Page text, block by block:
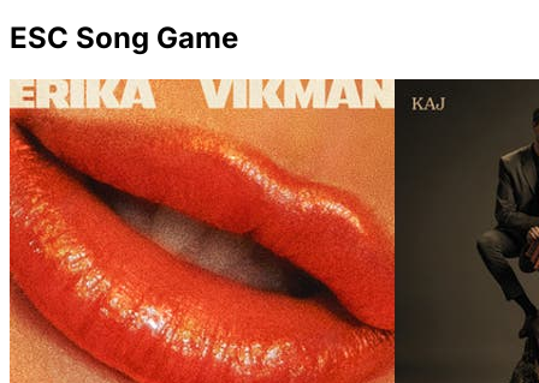
ESC Song Game